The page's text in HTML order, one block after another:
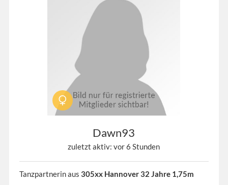
Dawn93
zuletzt aktiv: vor 6 Stunden
Tanzpartnerin aus 305xx Hannover 32 Jahre 1,75m